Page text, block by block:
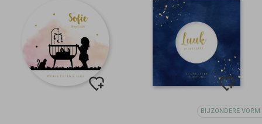
BIJZONDERE VORM